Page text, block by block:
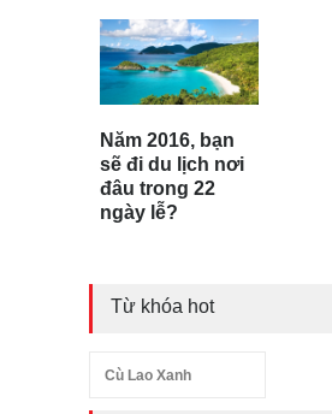
Năm 2016, bạn
sẽ đi du lịch nơi
đâu trong 22
ngày lễ?
Từ khóa hot
Cù Lao Xanh